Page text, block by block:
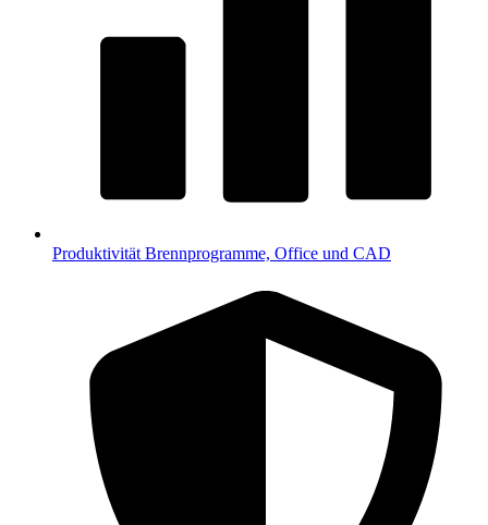
Produktivität Brennprogramme, Office und CAD